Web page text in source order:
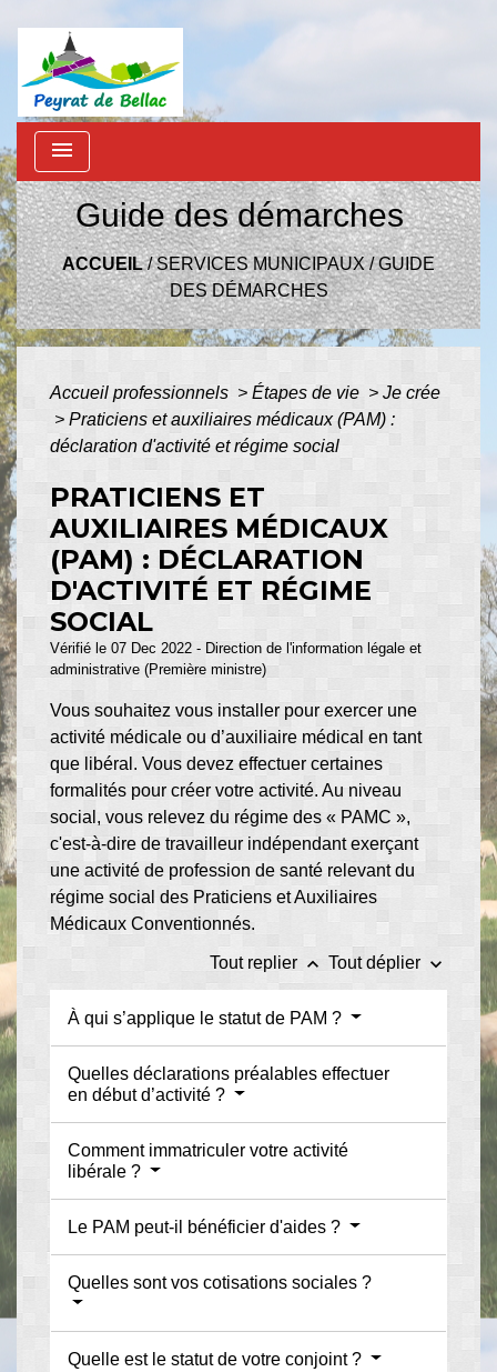
menu
Guide des démarches
ACCUEIL/SERVICES MUNICIPAUX/GUIDE
DES DÉMARCHES
Accueil professionnels > Étapes de vie > Je crée
> Praticiens et auxiliaires médicaux (PAM) :
déclaration d'activité et régime social
PRATICIENS ET
AUXILIAIRES MÉDICAUX
(PAM) : DÉCLARATION
D'ACTIVITÉ ET RÉGIME
SOCIAL
Vérifié le 07 Dec 2022 - Direction de l'information légale et
administrative (Première ministre)
Vous souhaitez vous installer pour exercer une
activité médicale ou d’auxiliaire médical en tant
que libéral. Vous devez effectuer certaines
formalités pour créer votre activité. Au niveau
social, vous relevez du régime des « PAMC »,
c'est-à-dire de travailleur indépendant exerçant
une activité de profession de santé relevant du
régime social des Praticiens et Auxiliaires
Médicaux Conventionnés.
Tout replier keyboard_arrow_up Tout déplier keyboard_arrow_down
À qui s’applique le statut de PAM ?
Quelles déclarations préalables effectuer
en début d’activité ?
Comment immatriculer votre activité
libérale ?
Le PAM peut-il bénéficier d'aides ?
Quelles sont vos cotisations sociales ?
Quelle est le statut de votre conjoint ?